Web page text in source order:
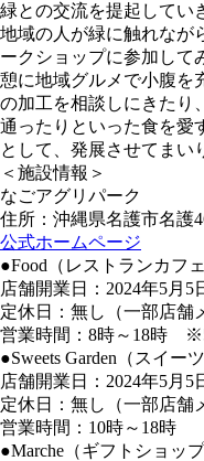
緑との交流を提起してい
地域の人が緑に触れなが
ークショップに参加して
憩に地域グルメで小腹を
の加工を相談しにきたり
通ったりといった食を愛
として、発展させてまい
＜施設情報＞
なごアグリパーク
住所：沖縄県名護市名護
公式ホームページ
●Food（レストランカフェ
店舗開業日：2024年5月5
定休日：無し（一部店舗
営業時間：8時～18時
●Sweets Garden（スイー
店舗開業日：2024年5月5
定休日：無し（一部店舗
営業時間：10時～18時
●Marche（ギフトショップ